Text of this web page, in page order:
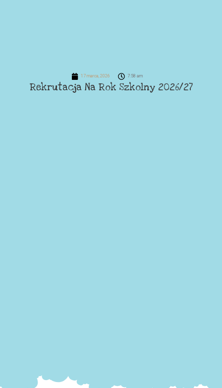
17 marca, 2026 7:58 am
Rekrutacja Na Rok Szkolny 2026/27